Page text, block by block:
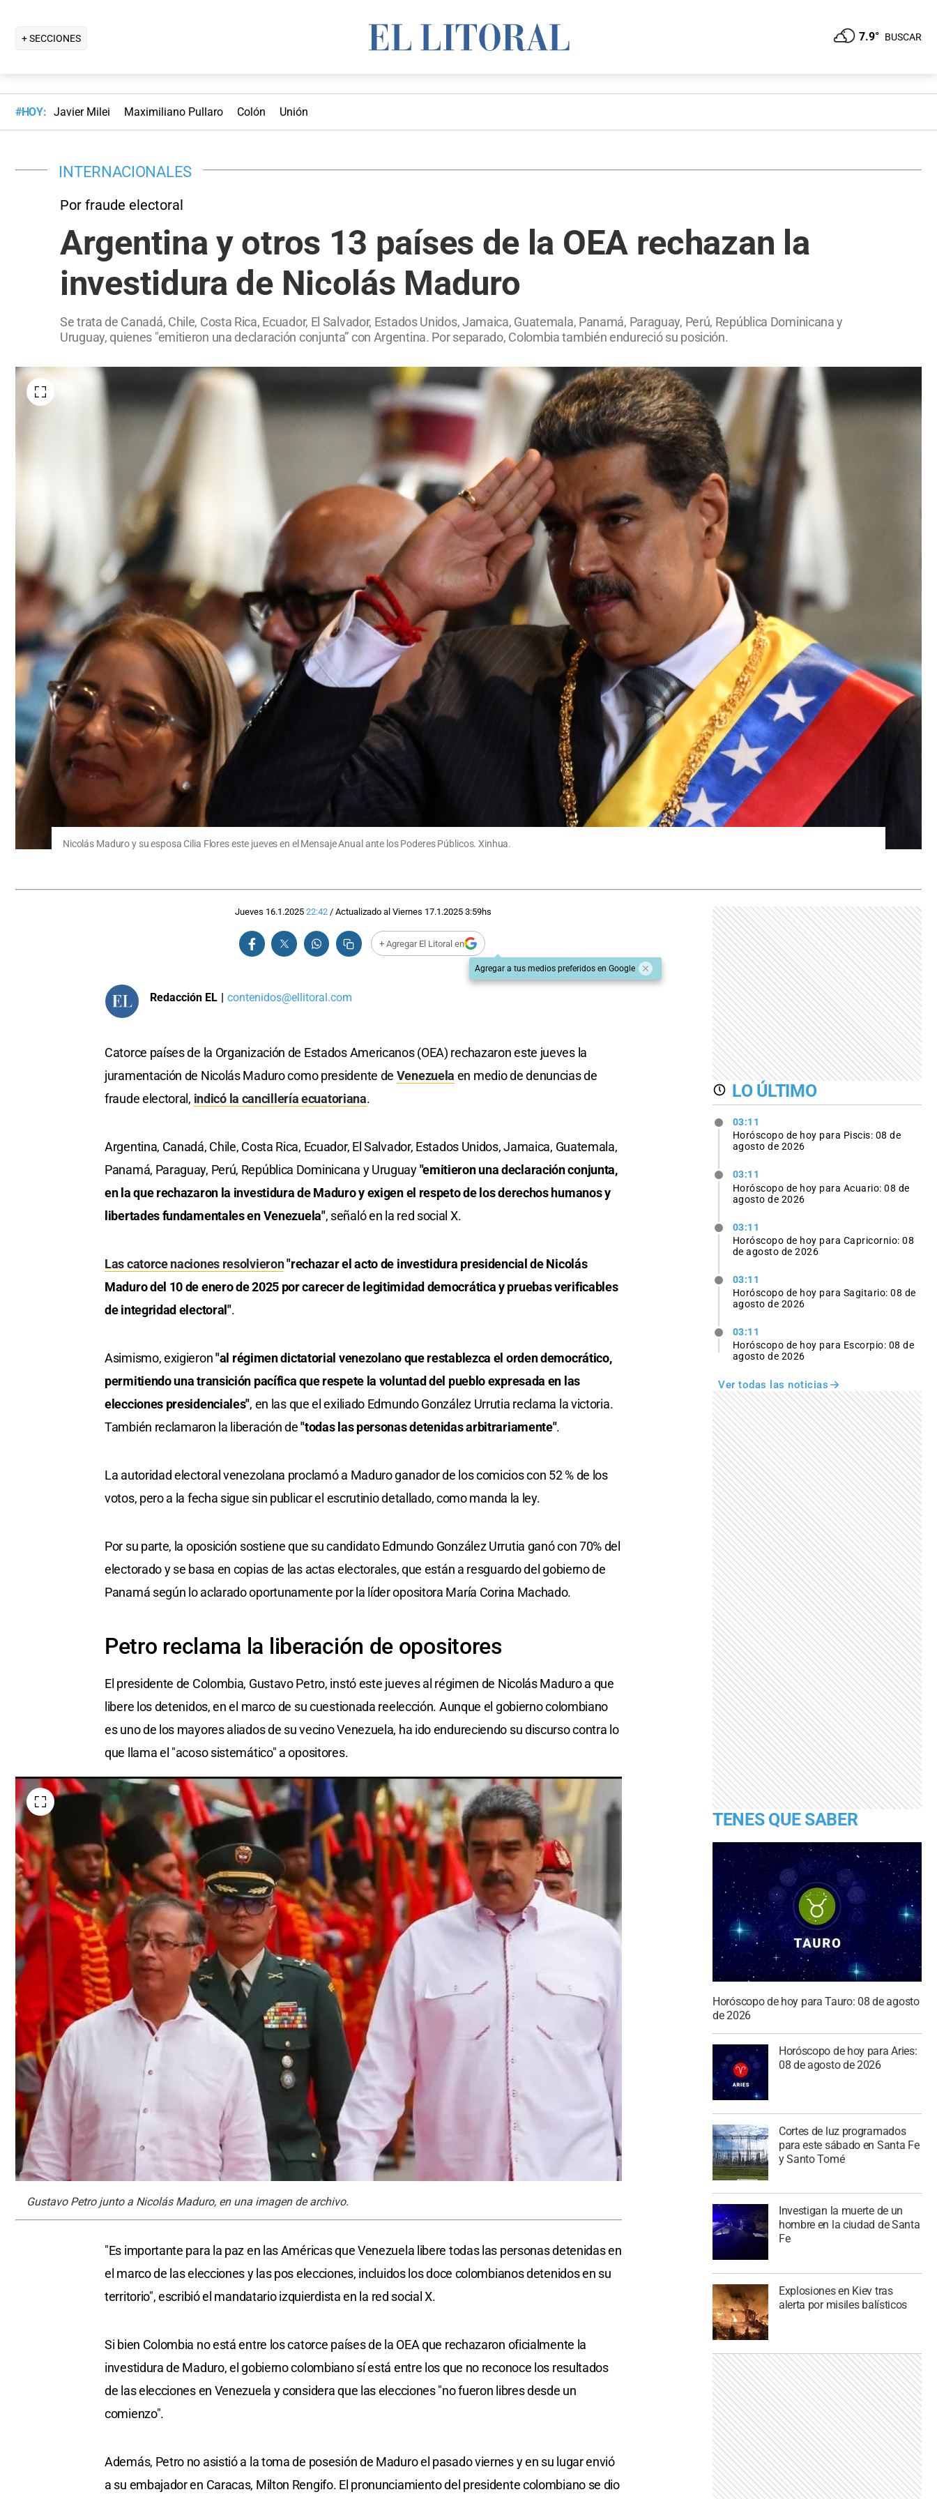
+ SECCIONES 7.9° BUSCAR
#HOY: Javier Milei Maximiliano Pullaro Colón Unión
INTERNACIONALES
Por fraude electoral
Argentina y otros 13 países de la OEA rechazan la
investidura de Nicolás Maduro
Se trata de Canadá, Chile, Costa Rica, Ecuador, El Salvador, Estados Unidos, Jamaica, Guatemala, Panamá, Paraguay, Perú, República Dominicana y
Uruguay, quienes "emitieron una declaración conjunta” con Argentina. Por separado, Colombia también endureció su posición.
Nicolás Maduro y su esposa Cilia Flores este jueves en el Mensaje Anual ante los Poderes Públicos. Xinhua.
Jueves 16.1.2025 22:42 / Actualizado al Viernes 17.1.2025 3:59hs
+ Agregar El Litoral en
Agregar a tus medios preferidos en Google
Redacción EL | contenidos@ellitoral.com
Catorce países de la Organización de Estados Americanos (OEA) rechazaron este jueves la
juramentación de Nicolás Maduro como presidente de Venezuela en medio de denuncias de
fraude electoral, indicó la cancillería ecuatoriana.
Argentina, Canadá, Chile, Costa Rica, Ecuador, El Salvador, Estados Unidos, Jamaica, Guatemala,
Panamá, Paraguay, Perú, República Dominicana y Uruguay"emitieron una declaración conjunta,
en la que rechazaron la investidura de Maduro y exigen el respeto de los derechos humanos y
libertades fundamentales en Venezuela", señaló en la red social X.
Las catorce naciones resolvieron"rechazar el acto de investidura presidencial de Nicolás
Maduro del 10 de enero de 2025 por carecer de legitimidad democrática y pruebas verificables
de integridad electoral".
Asimismo, exigieron"al régimen dictatorial venezolano que restablezca el orden democrático,
permitiendo una transición pacífica que respete la voluntad del pueblo expresada en las
elecciones presidenciales", en las que el exiliado Edmundo González Urrutia reclama la victoria.
También reclamaron la liberación de"todas las personas detenidas arbitrariamente".
La autoridad electoral venezolana proclamó a Maduro ganador de los comicios con 52 % de los
votos, pero a la fecha sigue sin publicar el escrutinio detallado, como manda la ley.
Por su parte, la oposición sostiene que su candidato Edmundo González Urrutia ganó con 70% del
electorado y se basa en copias de las actas electorales, que están a resguardo del gobierno de
Panamá según lo aclarado oportunamente por la líder opositora María Corina Machado.
Petro reclama la liberación de opositores
El presidente de Colombia, Gustavo Petro, instó este jueves al régimen de Nicolás Maduro a que
libere los detenidos, en el marco de su cuestionada reelección. Aunque el gobierno colombiano
es uno de los mayores aliados de su vecino Venezuela, ha ido endureciendo su discurso contra lo
que llama el "acoso sistemático" a opositores.
Gustavo Petro junto a Nicolás Maduro, en una imagen de archivo.
"Es importante para la paz en las Américas que Venezuela libere todas las personas detenidas en
el marco de las elecciones y las pos elecciones, incluidos los doce colombianos detenidos en su
territorio", escribió el mandatario izquierdista en la red social X.
Si bien Colombia no está entre los catorce países de la OEA que rechazaron oficialmente la
investidura de Maduro, el gobierno colombiano sí está entre los que no reconoce los resultados
de las elecciones en Venezuela y considera que las elecciones "no fueron libres desde un
comienzo".
Además, Petro no asistió a la toma de posesión de Maduro el pasado viernes y en su lugar envió
a su embajador en Caracas, Milton Rengifo. El pronunciamiento del presidente colombiano se dio
LO ÚLTIMO
03:11
Horóscopo de hoy para Piscis: 08 de
agosto de 2026
03:11
Horóscopo de hoy para Acuario: 08 de
agosto de 2026
03:11
Horóscopo de hoy para Capricornio: 08
de agosto de 2026
03:11
Horóscopo de hoy para Sagitario: 08 de
agosto de 2026
03:11
Horóscopo de hoy para Escorpio: 08 de
agosto de 2026
Ver todas las noticias
TENES QUE SABER
Horóscopo de hoy para Tauro: 08 de agosto
de 2026
Horóscopo de hoy para Aries:
08 de agosto de 2026
Cortes de luz programados
para este sábado en Santa Fe
y Santo Tomé
Investigan la muerte de un
hombre en la ciudad de Santa
Fe
Explosiones en Kiev tras
alerta por misiles balísticos